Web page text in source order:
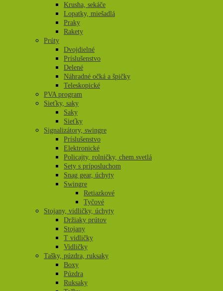
Krusha, sekáče
Lopatky, miešadlá
Praky
Rakety
Prúty
Dvojdielné
Príslušenstvo
Delené
Náhradné očká a špičky
Teleskopické
PVA program
Sieťky, saky
Saky
Sieťky
Signalizátory, swingre
Príslušenstvo
Elektronické
Policajty, rolničky, chem.svetlá
Sety s príposluchom
Snag gear, úchyty
Swingre
Retiazkové
Tyčové
Stojany, vidličky, úchyty
Držiaky prútov
Stojany
T vidličky
Vidličky
Tašky, púzdra, ruksaky
Boxy
Púzdra
Ruksaky